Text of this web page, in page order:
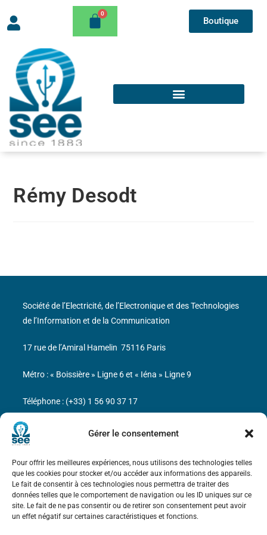
Gérer le consentement
Pour offrir les meilleures expériences, nous utilisons des technologies telles
que les cookies pour stocker et/ou accéder aux informations des appareils.
Le fait de consentir à ces technologies nous permettra de traiter des
données telles que le comportement de navigation ou les ID uniques sur ce
site. Le fait de ne pas consentir ou de retirer son consentement peut avoir
un effet négatif sur certaines caractéristiques et fonctions.
Boutique
Rémy Desodt
Bicentenaire des découvertes d’André-
Marie Ampère
Mentions légales
Société de l’Electricité, de l’Electronique et des Technologies
de l’Information et de la Communication
17 rue de l’Amiral Hamelin 75116 Paris
Métro : « Boissière » Ligne 6 et « Iéna » Ligne 9
Téléphone : (+33) 1 56 90 37 17
N° de SIREN : 785 393 232, Code APE : 9412Z TVA intra-
communautaire : FR44 785 393 232